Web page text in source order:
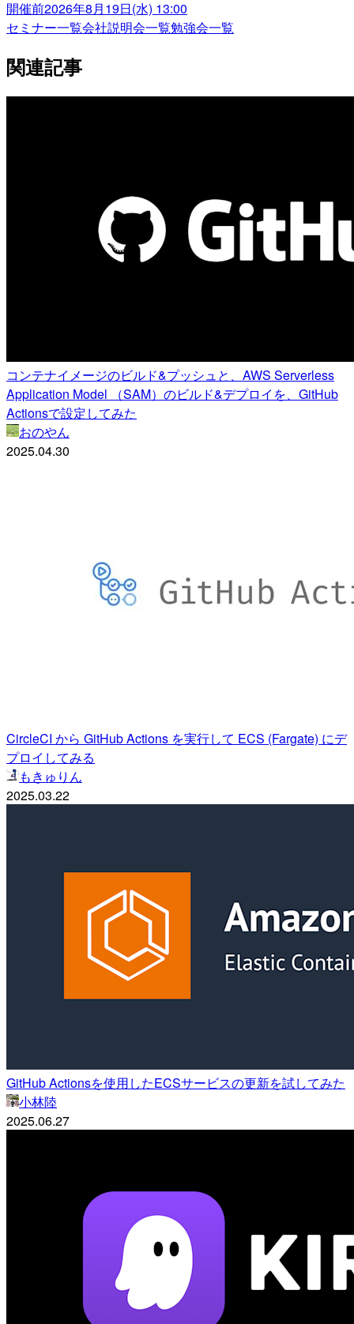
開催前2026年8月19日(水) 13:00
セミナー一覧会社説明会一覧勉強会一覧
関連記事
コンテナイメージのビルド&プッシュと、AWS Serverless
Application Model （SAM）のビルド&デプロイを、GitHub
Actionsで設定してみた
おのやん
2025.04.30
CircleCI から GitHub Actions を実行して ECS (Fargate) にデ
プロイしてみる
もきゅりん
2025.03.22
GitHub Actionsを使用したECSサービスの更新を試してみた
小林陸
2025.06.27